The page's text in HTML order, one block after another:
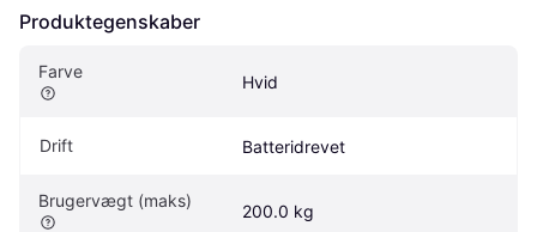
Produktegenskaber
Farve
Hvid
Drift Batteridrevet
Brugervægt (maks)
200.0 kg